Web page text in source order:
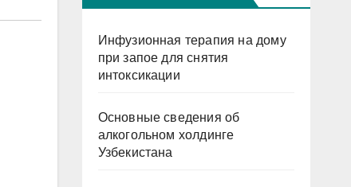
Инфузионная терапия на дому
при запое для снятия
интоксикации
Основные сведения об
алкогольном холдинге
Узбекистана